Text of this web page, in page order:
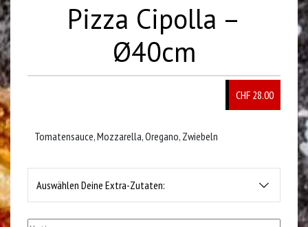
Pizza Cipolla –
Ø40cm
CHF 28.00
Tomatensauce, Mozzarella, Oregano, Zwiebeln
Auswählen Deine Extra-Zutaten: